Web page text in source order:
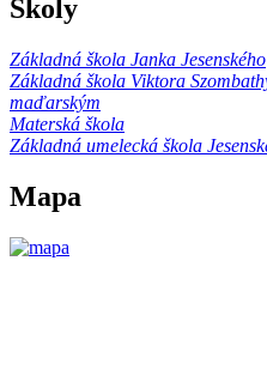
Školy
Základná škola Janka Jesenského
Základná škola Viktora
maďarským
Materská škola
Základná umelecká škola
Mapa